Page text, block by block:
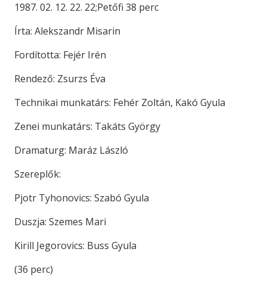
1987. 02. 12. 22. 22;Petőfi 38 perc
Írta: Alekszandr Misarin
Fordította: Fejér Irén
Rendező: Zsurzs Éva
Technikai munkatárs: Fehér Zoltán, Kakó Gyula
Zenei munkatárs: Takáts György
Dramaturg: Maráz László
Szereplők:
Pjotr Tyhonovics: Szabó Gyula
Duszja: Szemes Mari
Kirill Jegorovics: Buss Gyula
(36 perc)